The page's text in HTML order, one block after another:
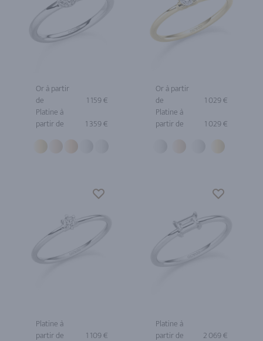
Or à partir
de
1 159 €
Platine à
partir de
1 359 €
Or à partir
de
1 029 €
Platine à
partir de
1 029 €
Platine à
partir de
1 109 €
Platine à
partir de
2 069 €